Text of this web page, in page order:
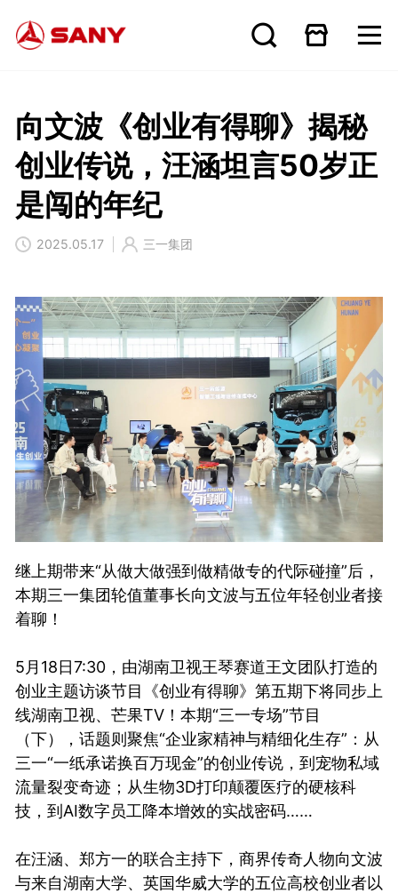
向文波《创业有得聊》揭秘
创业传说，汪涵坦言50岁正
是闯的年纪
2025.05.17 三一集团
继上期带来“从做大做强到做精做专的代际碰撞”后，
本期三一集团轮值董事长向文波与五位年轻创业者接
着聊！
5月18日7:30，由湖南卫视王琴赛道王文团队打造的
创业主题访谈节目《创业有得聊》第五期下将同步上
线湖南卫视、芒果TV！本期“三一专场”节目
（下），话题则聚焦“企业家精神与精细化生存”：从
三一“一纸承诺换百万现金”的创业传说，到宠物私域
流量裂变奇迹；从生物3D打印颠覆医疗的硬核科
技，到AI数字员工降本增效的实战密码……
在汪涵、郑方一的联合主持下，商界传奇人物向文波
与来自湖南大学、英国华威大学的五位高校创业者以